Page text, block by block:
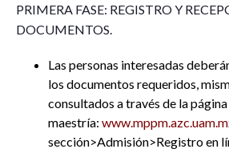
PRIMERA FASE: REGISTRO Y
DOCUMENTOS.
Las personas interesadas
los documentos requeridos,
consultados a través de la
maestría:
sección>Admisión>Registro en